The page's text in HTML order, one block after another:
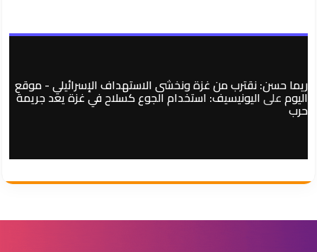
ريما حسن: نقترب من غزة ونخشى الاستهداف الإسرائيلي - موقع
اليومعلىاليونيسيف: استخدام الجوع كسلاح في غزة يعد جريمة
حرب